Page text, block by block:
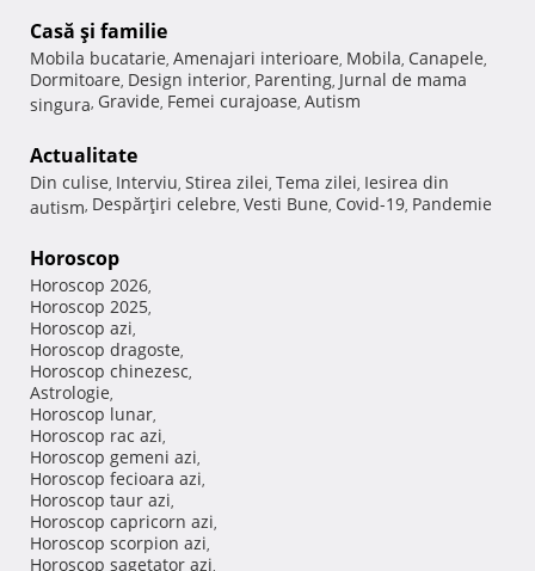
Casă şi familie
Mobila bucatarie, Amenajari interioare, Mobila, Canapele,
Dormitoare, Design interior, Parenting, Jurnal de mama
singura, Gravide, Femei curajoase, Autism
Actualitate
Din culise, Interviu, Stirea zilei, Tema zilei, Iesirea din
autism, Despărţiri celebre, Vesti Bune, Covid-19, Pandemie
Horoscop
Horoscop 2026,
Horoscop 2025,
Horoscop azi,
Horoscop dragoste,
Horoscop chinezesc,
Astrologie,
Horoscop lunar,
Horoscop rac azi,
Horoscop gemeni azi,
Horoscop fecioara azi,
Horoscop taur azi,
Horoscop capricorn azi,
Horoscop scorpion azi,
Horoscop sagetator azi,